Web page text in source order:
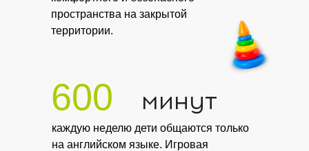
пространства на закрытой
территории.
600 минут
каждую неделю дети общаются только
на английском языке. Игровая